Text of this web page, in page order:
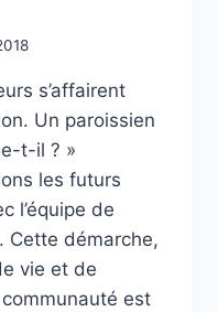
s’affairent
Un paroissien
t-il ? »
les futurs
l’équipe de
Cette démarche,
vie et de
est